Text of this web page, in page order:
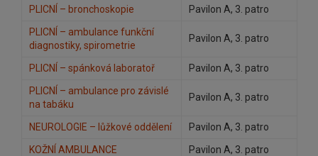
PLICNÍ – bronchoskopie
Pavilon A, 3. patro
PLICNÍ – ambulance funkční
diagnostiky, spirometrie
Pavilon A, 3. patro
PLICNÍ – spánková laboratoř
Pavilon A, 3. patro
PLICNÍ – ambulance pro závislé
na tabáku
Pavilon A, 3. patro
NEUROLOGIE – lůžkové oddělení
Pavilon A, 3. patro
KOŽNÍ AMBULANCE
Pavilon A, 3. patro